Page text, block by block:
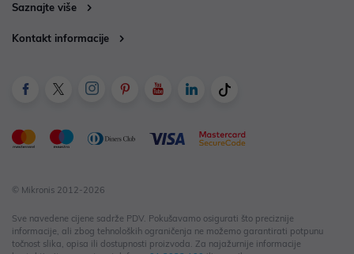
Saznajte više
Kontakt informacije
© Mikronis 2012-2026
Sve navedene cijene sadrže PDV. Pokušavamo osigurati što preciznije
informacije, ali zbog tehnoloških ograničenja ne možemo garantirati potpunu
točnost slika, opisa ili dostupnosti proizvoda. Za najažurnije informacije